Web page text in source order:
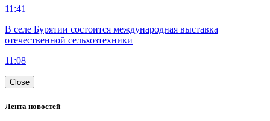
11:41
В селе Бурятии состоится международная выставка
отечественной сельхозтехники
11:08
Close
Лента новостей